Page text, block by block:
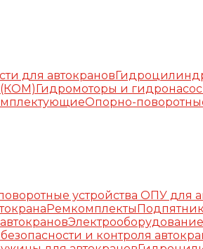
для автокранов
(КОМ)Гидромоторы и
Опорно-
устройства ОПУ для
Ремкомплекты
Электрооборудование
и контроля